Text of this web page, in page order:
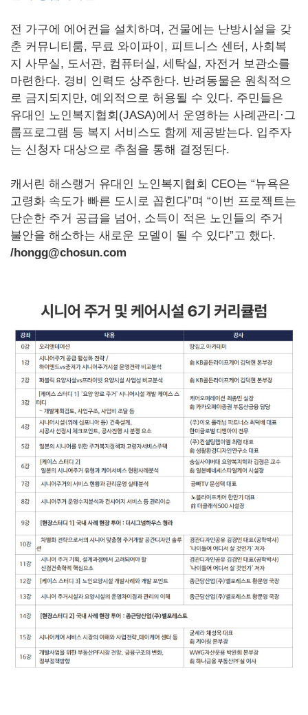
전 가구에 에어컨을 설치하며, 건물에는 난방시설을 갖
춘 커뮤니티룸, 무료 와이파이, 피트니스 센터, 사회복
지 사무실, 도서관, 컴퓨터실, 세탁실, 자전거 보관소를
마련한다. 경비 인력도 상주한다. 반려동물은 원칙적으
로 금지되지만, 예외적으로 허용될 수 있다. 주민들은
유대인 노인복지협회(JASA)에서 운영하는 사례관리·그
룹프로그램 등 복지 서비스도 함께 제공받는다. 입주자
는 신청자 대상으로 추첨을 통해 결정된다.
캐서린 해스랭거 유대인 노인복지협회 CEO는 “뉴욕은
고령화 속도가 빠른 도시로 꼽힌다”며 “이번 프로젝트는
단순한 주거 공급을 넘어, 소득이 적은 노인들의 주거
불안을 해소하는 새로운 모델이 될 수 있다”고 했다.
/hongg@chosun.com